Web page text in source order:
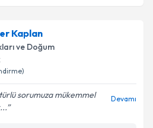
için randevu takvimi talebi
randevu almanız için bir
e-posta ile bilgilendireceğiz.
Kaplan
ve Doğum
sorumuza mükemmel
Devamı